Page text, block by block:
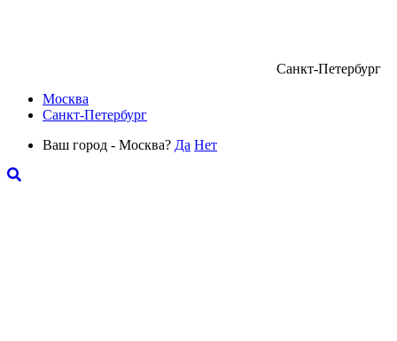
Санкт-Петербург
Москва
Санкт-Петербург
Ваш город - Москва? Да Нет